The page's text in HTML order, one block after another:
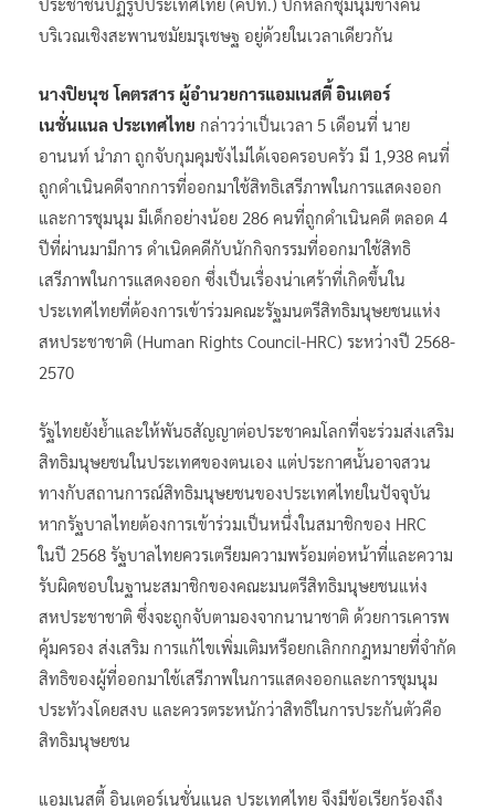
บริเวณเชิงสะพานชมัยมรุเชษฐ อยู่ด้วยในเวลาเดียวกัน
นางปิยนุช โคตรสาร ผู้อำนวยการแอมเนสตี้ อินเตอร์
เนชั่นแนล ประเทศไทย กล่าวว่าเป็นเวลา 5 เดือนที่ นาย
อานนท์ นำภา ถูกจับกุมคุมขังไม่ได้เจอครอบครัว มี 1,938 คนที่
ถูกดำเนินคดีจากการที่ออกมาใช้สิทธิเสรีภาพในการแสดงออก
และการชุมนุม มีเด็กอย่างน้อย 286 คนที่ถูกดำเนินคดี ตลอด 4
ปีที่ผ่านมามีการ ดำเนิดคดีกับนักกิจกรรมที่ออกมาใช้สิทธิ
เสรีภาพในการแสดงออก ซึ่งเป็นเรื่องน่าเศร้าที่เกิดขึ้นใน
ประเทศไทยที่ต้องการเข้าร่วมคณะรัฐมนตรีสิทธิมนุษยชนแห่ง
สหประชาชาติ (Human Rights Council-HRC) ระหว่างปี 2568-
2570
รัฐไทยยังย้ำและให้พันธสัญญาต่อประชาคมโลกที่จะร่วมส่งเสริม
สิทธิมนุษยชนในประเทศของตนเอง แต่ประกาศนั้นอาจสวน
ทางกับสถานการณ์สิทธิมนุษยชนของประเทศไทยในปัจจุบัน
หากรัฐบาลไทยต้องการเข้าร่วมเป็นหนึ่งในสมาชิกของ HRC
ในปี 2568 รัฐบาลไทยควรเตรียมความพร้อมต่อหน้าที่และความ
รับผิดชอบในฐานะสมาชิกของคณะมนตรีสิทธิมนุษยชนแห่ง
สหประชาชาติ ซึ่งจะถูกจับตามองจากนานาชาติ ด้วยการเคารพ
คุ้มครอง ส่งเสริม การแก้ไขเพิ่มเติมหรือยกเลิกกกฎหมายที่จำกัด
สิทธิของผู้ที่ออกมาใช้เสรีภาพในการแสดงออกและการชุมนุม
ประทัวงโดยสงบ และควรตระหนักว่าสิทธิในการประกันตัวคือ
สิทธิมนุษยชน
แอมเนสตี้ อินเตอร์เนชั่นแนล ประเทศไทย จึงมีข้อเรียกร้องถึง